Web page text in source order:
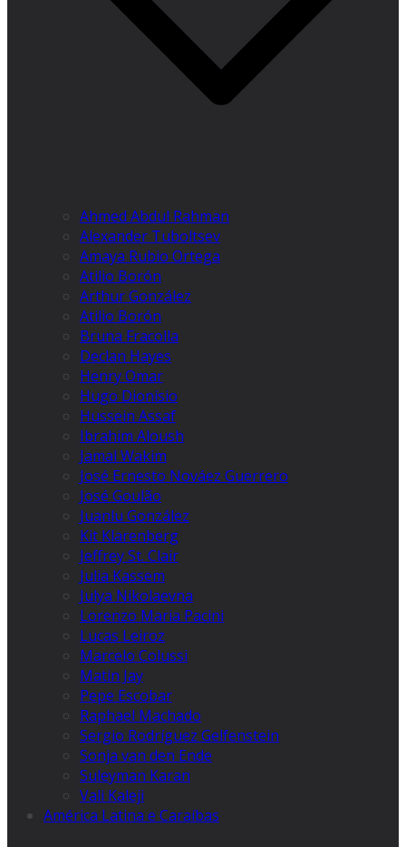
Ahmed Abdul Rahman
Alexander Tuboltsev
Amaya Rubio Ortega
Atilio Borón
Arthur González
Atilio Borón
Bruna Fracolla
Declan Hayes
Henry Omar
Hugo Dionísio
Hussein Assaf
Ibrahim Aloush
Jamal Wakim
José Ernesto Nováez Guerrero
José Goulão
Juanlu González
Kit Klarenberg
Jeffrey St. Clair
Julia Kassem
Julya Nikolaevna
Lorenzo Maria Pacini
Lucas Leiroz
Marcelo Colussi
Matin Jay
Pepe Escobar
Raphael Machado
Sergio Rodríguez Gelfenstein
Sonja van den Ende
Suleyman Karan
Vali Kaleji
América Latina e Caraíbas